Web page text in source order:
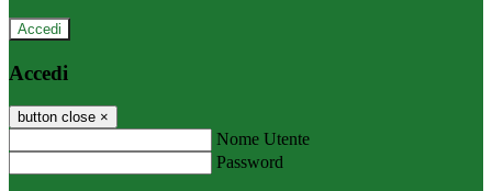
Accedi
Accedi
button close ×
Nome Utente
Password